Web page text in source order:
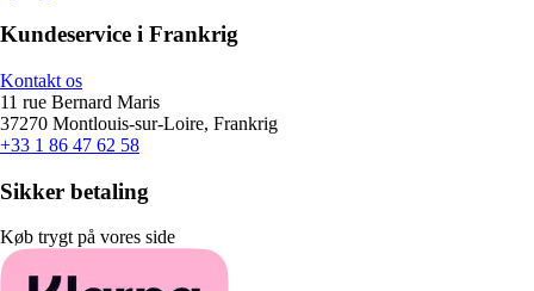
Kundeservice i Frankrig
Kontakt os
11 rue Bernard Maris
37270 Montlouis-sur-Loire, Frankrig
+33 1 86 47 62 58
Sikker betaling
Køb trygt på vores side